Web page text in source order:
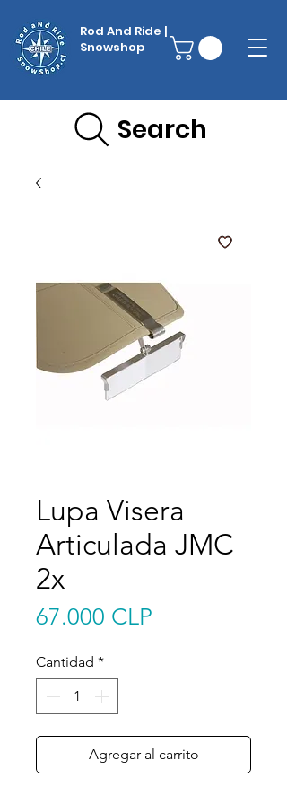
Rod And Ride |
Snowshop
Search
Lupa Visera
Articulada JMC
2x
67.000 CLP
Cantidad *
Agregar al carrito